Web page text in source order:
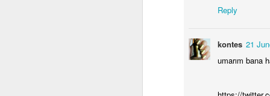
Reply
kontes 21
umarım bana